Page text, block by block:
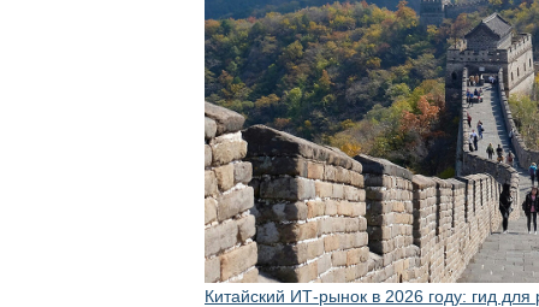
Китайский ИТ-рынок в 2026 году: гид для